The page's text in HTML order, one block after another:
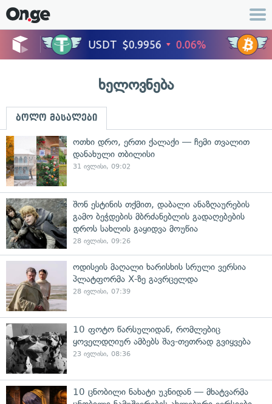
ხელოვნება
ბოლო მასალები
ოთხი დრო, ერთი ქალაქი — ჩემი თვალით
დანახული თბილისი
31 ივლისი, 09:02
შონ ესტინის თქმით, დაბალი ანაზღაურების
გამო ბეჭდების მბრძანებლის გადაღებების
დროს სახლის გაყიდვა მოუწია
28 ივლისი, 09:26
ოდისეის მაღალი ხარისხის სრული ვერსია
პლატფორმა X-ზე გავრცელდა
28 ივლისი, 07:39
10 ფოტო წარსულიდან, რომლებიც
ყოველდღიურ ამბებს შავ-თეთრად გვიყვება
23 ივლისი, 08:36
10 ცნობილი ნახატი უკნიდან — მხატვარმა